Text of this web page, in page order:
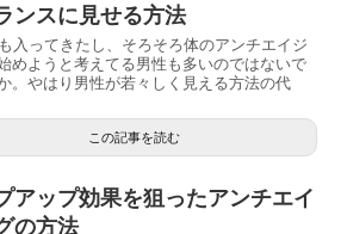
ンスに見せる方法
入ってきたし、そろそろ体のアンチエイジ
めようと考えてる男性も多いのではないで
。やはり男性が若々しく見える方法の代
この記事を読む
アップ効果を狙ったアンチエイ
の方法